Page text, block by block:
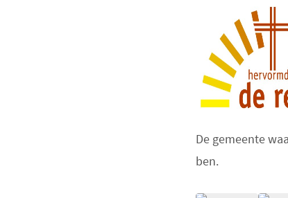
De gemeente
ben.